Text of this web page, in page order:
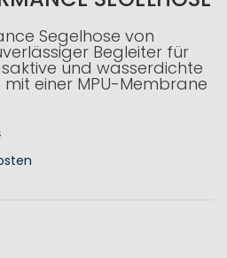
Segelhose von
Begleiter für
und wasserdichte
einer MPU-Membrane